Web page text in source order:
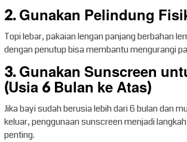
2. Gunakan Pelindung
Topi lebar, pakaian lengan panjang berbahan
dengan penutup bisa membantu mengurangi
3. Gunakan Sunscreen
(Usia 6 Bulan ke Atas)
Jika bayi sudah berusia lebih dari 6 bulan dan
keluar, penggunaan sunscreen menjadi
penting.